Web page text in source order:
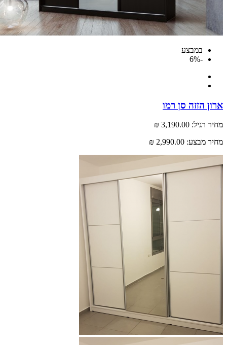
במבצע
הזזה סן רמו
רגיל: 3,190.00 ₪
מבצע: 2,990.00 ₪